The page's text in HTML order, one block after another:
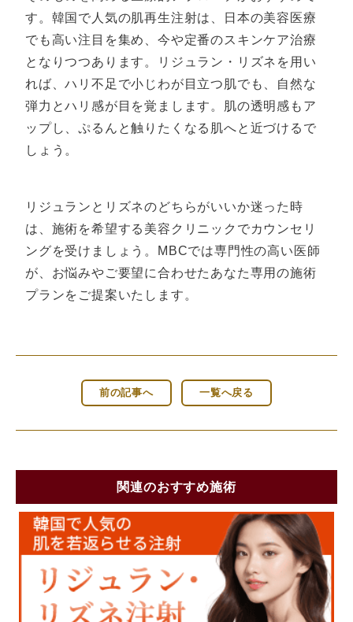
す。韓国で人気の肌再生注射は、日本の美容医療
でも高い注目を集め、今や定番のスキンケア治療
となりつつあります。リジュラン・リズネを用い
れば、ハリ不足で小じわが目立つ肌でも、自然な
弾力とハリ感が目を覚まします。肌の透明感もア
ップし、ぷるんと触りたくなる肌へと近づけるで
しょう。
リジュランとリズネのどちらがいいか迷った時
は、施術を希望する美容クリニックでカウンセリ
ングを受けましょう。MBCでは専門性の高い医師
が、お悩みやご要望に合わせたあなた専用の施術
プランをご提案いたします。
前の記事へ 一覧へ戻る
関連のおすすめ施術